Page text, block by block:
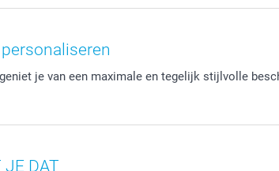
je van een maximale en tegelijk stijlvolle
JE DAT